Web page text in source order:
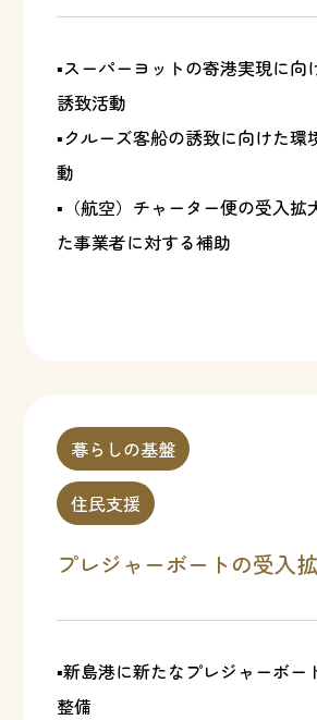
▪スーパーヨットの寄港実現に向
誘致活動
▪クルーズ客船の誘致に向けた環
動
▪（航空）チャーター便の受入拡
た事業者に対する補助
暮らしの基盤
住民支援
プレジャーボートの受入
▪新島港に新たなプレジャーボー
整備